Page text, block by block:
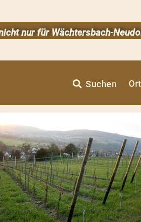
nur für Wächtersbach-
Suchen